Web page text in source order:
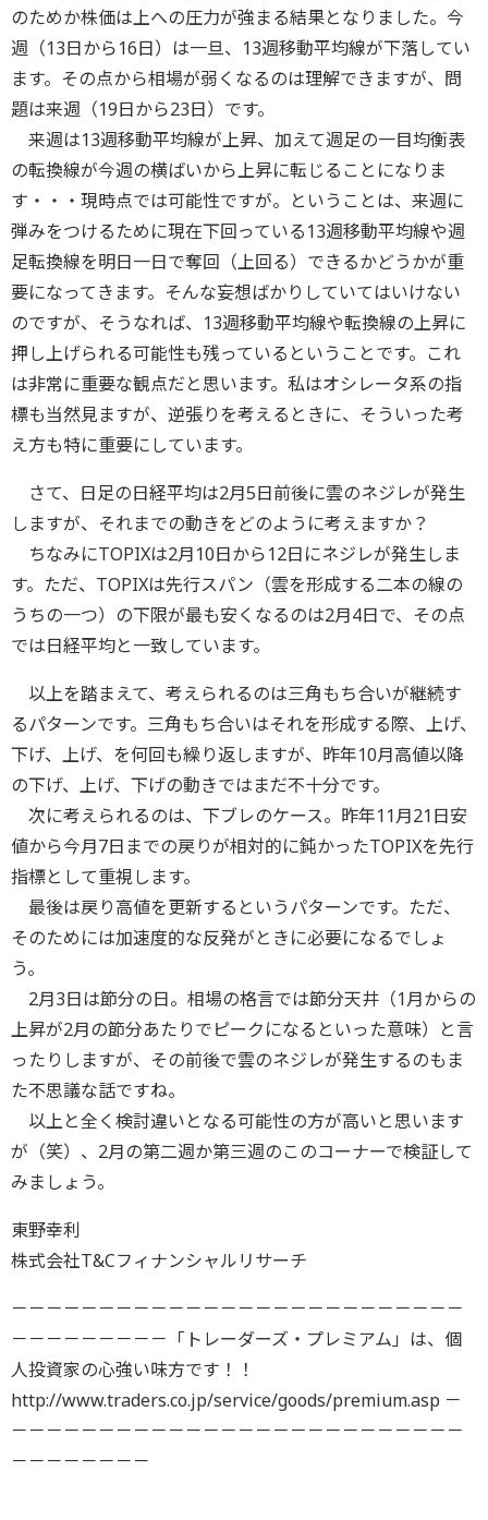
のためか株価は上への圧力が強まる結果となりました。今
週（13日から16日）は一旦、13週移動平均線が下落してい
ます。その点から相場が弱くなるのは理解できますが、問
題は来週（19日から23日）です。
来週は13週移動平均線が上昇、加えて週足の一目均衡表
の転換線が今週の横ばいから上昇に転じることになりま
す・・・現時点では可能性ですが。ということは、来週に
弾みをつけるために現在下回っている13週移動平均線や週
足転換線を明日一日で奪回（上回る）できるかどうかが重
要になってきます。そんな妄想ばかりしていてはいけない
のですが、そうなれば、13週移動平均線や転換線の上昇に
押し上げられる可能性も残っているということです。これ
は非常に重要な観点だと思います。私はオシレータ系の指
標も当然見ますが、逆張りを考えるときに、そういった考
え方も特に重要にしています。
さて、日足の日経平均は2月5日前後に雲のネジレが発生
しますが、それまでの動きをどのように考えますか？
ちなみにTOPIXは2月10日から12日にネジレが発生しま
す。ただ、TOPIXは先行スパン（雲を形成する二本の線の
うちの一つ）の下限が最も安くなるのは2月4日で、その点
では日経平均と一致しています。
以上を踏まえて、考えられるのは三角もち合いが継続す
るパターンです。三角もち合いはそれを形成する際、上げ、
下げ、上げ、を何回も繰り返しますが、昨年10月高値以降
の下げ、上げ、下げの動きではまだ不十分です。
次に考えられるのは、下ブレのケース。昨年11月21日安
値から今月7日までの戻りが相対的に鈍かったTOPIXを先行
指標として重視します。
最後は戻り高値を更新するというパターンです。ただ、
そのためには加速度的な反発がときに必要になるでしょ
う。
2月3日は節分の日。相場の格言では節分天井（1月からの
上昇が2月の節分あたりでピークになるといった意味）と言
ったりしますが、その前後で雲のネジレが発生するのもま
た不思議な話ですね。
以上と全く検討違いとなる可能性の方が高いと思います
が（笑）、2月の第二週か第三週のこのコーナーで検証して
みましょう。
東野幸利
株式会社T&Cフィナンシャルリサーチ
－－－－－－－－－－－－－－－－－－－－－－－－－－
－－－－－－－－－「トレーダーズ・プレミアム」は、個
人投資家の心強い味方です！！
http://www.traders.co.jp/service/goods/premium.asp －
－－－－－－－－－－－－－－－－－－－－－－－－－－
－－－－－－－－